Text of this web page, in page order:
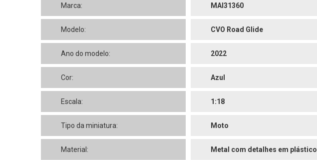
Marca: MAI31360
Modelo: CVO Road Glide
Ano do modelo: 2022
Cor: Azul
Escala: 1:18
Tipo da miniatura: Moto
Material: Metal com detalhes em plástico